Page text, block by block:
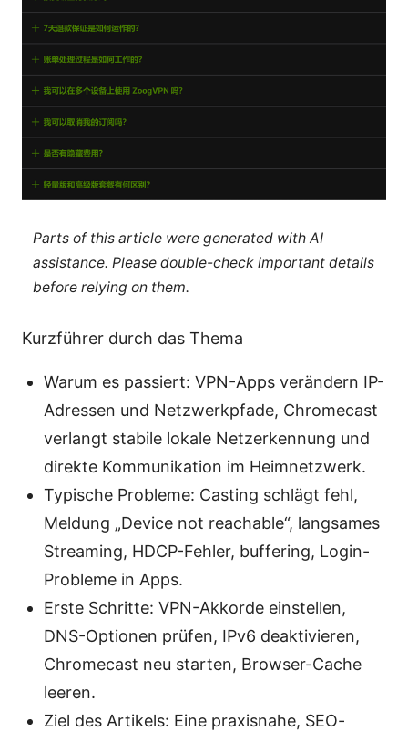
Parts of this article were generated with AI
assistance. Please double-check important details
before relying on them.
Kurzführer durch das Thema
Warum es passiert: VPN-Apps verändern IP-
Adressen und Netzwerkpfade, Chromecast
verlangt stabile lokale Netzerkennung und
direkte Kommunikation im Heimnetzwerk.
Typische Probleme: Casting schlägt fehl,
Meldung „Device not reachable“, langsames
Streaming, HDCP-Fehler, buffering, Login-
Probleme in Apps.
Erste Schritte: VPN-Akkorde einstellen,
DNS-Optionen prüfen, IPv6 deaktivieren,
Chromecast neu starten, Browser-Cache
leeren.
Ziel des Artikels: Eine praxisnahe, SEO-